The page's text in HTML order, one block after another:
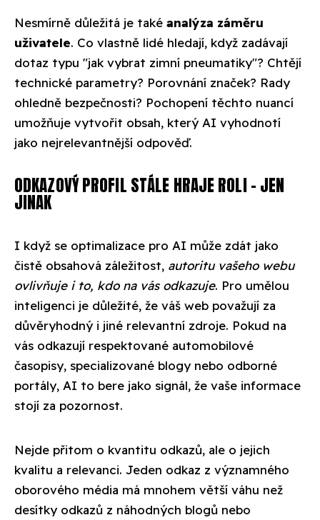
Nesmírně důležitá je také analýza záměru
uživatele. Co vlastně lidé hledají, když zadávají
dotaz typu "jak vybrat zimní pneumatiky"? Chtějí
technické parametry? Porovnání značek? Rady
ohledně bezpečnosti? Pochopení těchto nuancí
umožňuje vytvořit obsah, který AI vyhodnotí
jako nejrelevantnější odpověď.
ODKAZOVÝ PROFIL STÁLE HRAJE ROLI – JEN
JINAK
I když se optimalizace pro AI může zdát jako
čistě obsahová záležitost, autoritu vašeho webu
ovlivňuje i to, kdo na vás odkazuje. Pro umělou
inteligenci je důležité, že váš web považují za
důvěryhodný i jiné relevantní zdroje. Pokud na
vás odkazují respektované automobilové
časopisy, specializované blogy nebo odborné
portály, AI to bere jako signál, že vaše informace
stojí za pozornost.
Nejde přitom o kvantitu odkazů, ale o jejich
kvalitu a relevanci. Jeden odkaz z významného
oborového média má mnohem větší váhu než
desítky odkazů z náhodných blogů nebo